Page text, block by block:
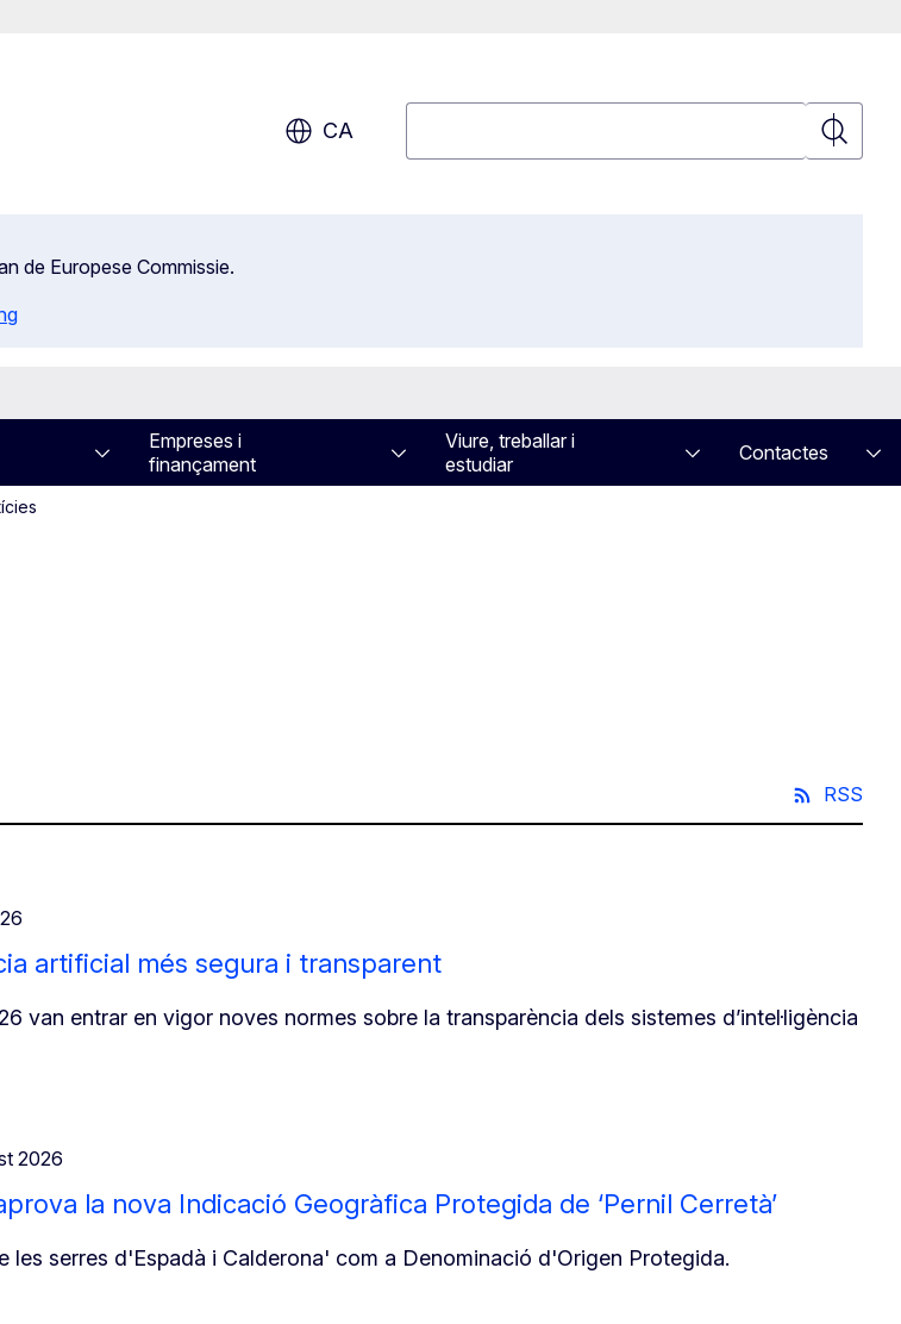
CA
Cerca
de Europese Commissie.
Empreses i
finançament
Viure, treballar i
estudiar
Contactes
RSS
artificial més segura i transparent
van entrar en vigor noves normes sobre la transparència dels sistemes d’intel·ligència
2026
la nova Indicació Geogràfica Protegida de ‘Pernil Cerretà’
les serres d'Espadà i Calderona' com a Denominació d'Origen Protegida.